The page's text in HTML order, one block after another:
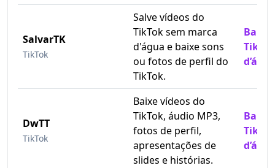
SalvarTK
TikTok
Salve vídeos do
TikTok sem marca
d'água e baixe sons
ou fotos de perfil do
TikTok.
Baixe
DwTT
TikTok
Baixe vídeos do
TikTok, áudio MP3,
fotos de perfil,
apresentações de
slides e histórias.
Baixe